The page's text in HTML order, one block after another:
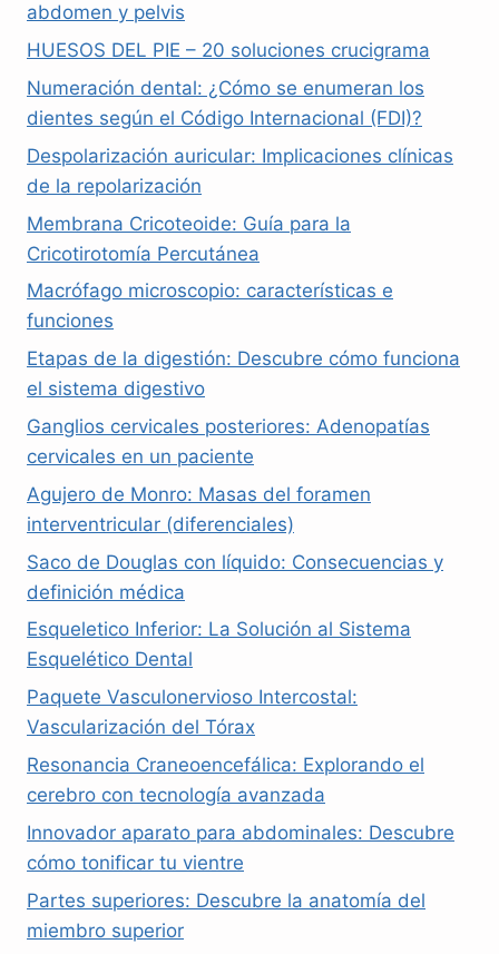
abdomen y pelvis
HUESOS DEL PIE – 20 soluciones crucigrama
Numeración dental: ¿Cómo se enumeran los
dientes según el Código Internacional (FDI)?
Despolarización auricular: Implicaciones clínicas
de la repolarización
Membrana Cricoteoide: Guía para la
Cricotirotomía Percutánea
Macrófago microscopio: características e
funciones
Etapas de la digestión: Descubre cómo funciona
el sistema digestivo
Ganglios cervicales posteriores: Adenopatías
cervicales en un paciente
Agujero de Monro: Masas del foramen
interventricular (diferenciales)
Saco de Douglas con líquido: Consecuencias y
definición médica
Esqueletico Inferior: La Solución al Sistema
Esquelético Dental
Paquete Vasculonervioso Intercostal:
Vascularización del Tórax
Resonancia Craneoencefálica: Explorando el
cerebro con tecnología avanzada
Innovador aparato para abdominales: Descubre
cómo tonificar tu vientre
Partes superiores: Descubre la anatomía del
miembro superior